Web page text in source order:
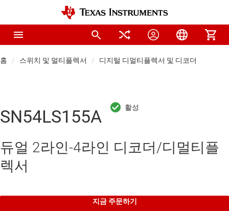
홈 스위치 및 멀티플렉서 디지털 디멀티플렉서 및 디코더
SN54LS155A
듀얼 2라인-4라인 디코더/디멀티플
렉서
지금 주문하기